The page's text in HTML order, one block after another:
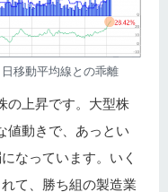
移動平均線との乖離
の上昇です。大型株
値動きで、あっとい
なっています。いく
て、勝ち組の製造業